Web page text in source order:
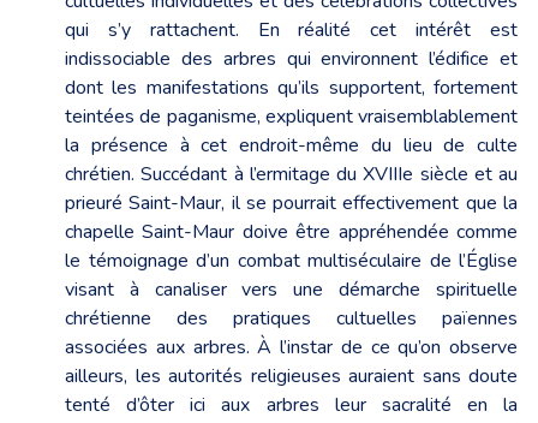
qui s’y rattachent. En réalité cet intérêt est
indissociable des arbres qui environnent l’édifice et
dont les manifestations qu’ils supportent, fortement
teintées de paganisme, expliquent vraisemblablement
la présence à cet endroit-même du lieu de culte
chrétien. Succédant à l’ermitage du XVIIIe siècle et au
prieuré Saint-Maur, il se pourrait effectivement que la
chapelle Saint-Maur doive être appréhendée comme
le témoignage d’un combat multiséculaire de l’Église
visant à canaliser vers une démarche spirituelle
chrétienne des pratiques cultuelles païennes
associées aux arbres. À l’instar de ce qu’on observe
ailleurs, les autorités religieuses auraient sans doute
tenté d’ôter ici aux arbres leur sacralité en la